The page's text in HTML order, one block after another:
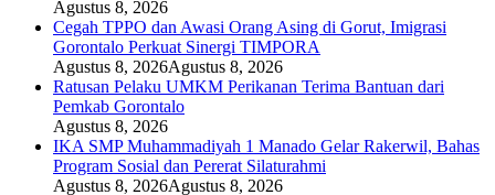
Agustus 8, 2026
Cegah TPPO dan Awasi Orang Asing di Gorut, Imigrasi
Gorontalo Perkuat Sinergi TIMPORA
Agustus 8, 2026Agustus 8, 2026
Ratusan Pelaku UMKM Perikanan Terima Bantuan dari
Pemkab Gorontalo
Agustus 8, 2026
IKA SMP Muhammadiyah 1 Manado Gelar Rakerwil, Bahas
Program Sosial dan Pererat Silaturahmi
Agustus 8, 2026Agustus 8, 2026